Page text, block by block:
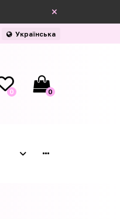
Українська
0 0